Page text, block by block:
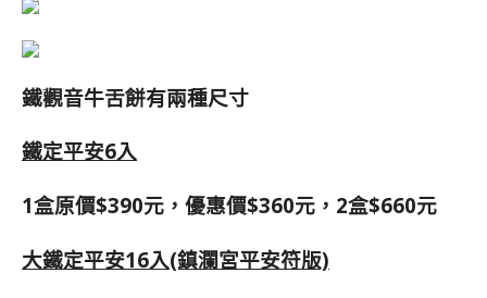
鐵觀音牛舌餅有兩種尺寸
鐵定平安6入
1盒原價$390元，優惠價$360元， 2盒$660元
大鐵定平安16入(鎮瀾宮平安符版)